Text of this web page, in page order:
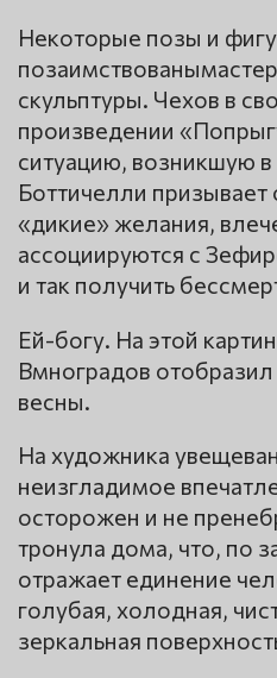
Некоторые позы и
скульптуры. Чехов в
произведении
ситуацию, возникшую
Боттичелли призывает
«дикие» желания,
ассоциируются с
и так получить
Ей-богу. На этой
Вмноградов
весны.
На художника
неизгладимое
осторожен и не
тронула дома, что, по
отражает единение
голубая, холодная,
зеркальная